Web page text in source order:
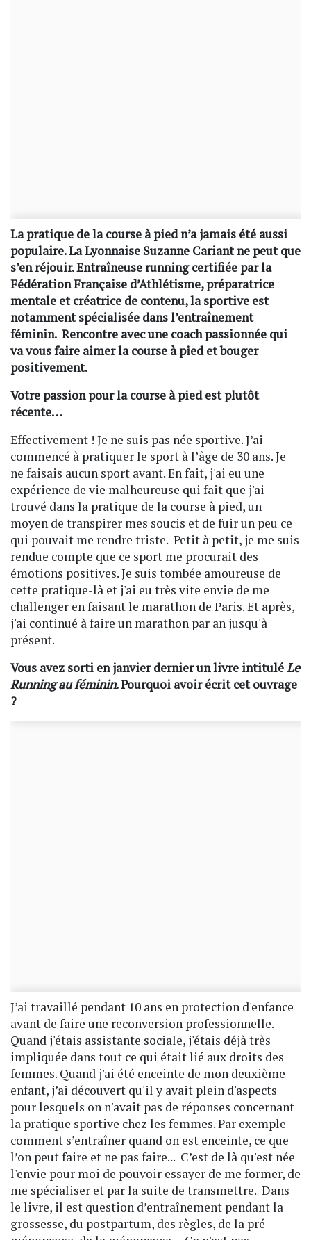
La pratique de la course à pied n’a jamais été aussi
populaire. La Lyonnaise Suzanne Cariant ne peut que
s’en réjouir. Entraîneuse running certifiée par la
Fédération Française d’Athlétisme, préparatrice
mentale et créatrice de contenu, la sportive est
notamment spécialisée dans l’entraînement
féminin. Rencontre avec une coach passionnée qui
va vous faire aimer la course à pied et bouger
positivement.
Votre passion pour la course à pied est plutôt
récente…
Effectivement ! Je ne suis pas née sportive. J’ai
commencé à pratiquer le sport à l’âge de 30 ans. Je
ne faisais aucun sport avant. En fait, j'ai eu une
expérience de vie malheureuse qui fait que j'ai
trouvé dans la pratique de la course à pied, un
moyen de transpirer mes soucis et de fuir un peu ce
qui pouvait me rendre triste. Petit à petit, je me suis
rendue compte que ce sport me procurait des
émotions positives. Je suis tombée amoureuse de
cette pratique-là et j'ai eu très vite envie de me
challenger en faisant le marathon de Paris. Et après,
j'ai continué à faire un marathon par an jusqu'à
présent.
Vous avez sorti en janvier dernier un livre intituléLe
Running au féminin. Pourquoi avoir écrit cet ouvrage
?
J’ai travaillé pendant 10 ans en protection d'enfance
avant de faire une reconversion professionnelle.
Quand j'étais assistante sociale, j'étais déjà très
impliquée dans tout ce qui était lié aux droits des
femmes. Quand j'ai été enceinte de mon deuxième
enfant, j’ai découvert qu'il y avait plein d'aspects
pour lesquels on n'avait pas de réponses concernant
la pratique sportive chez les femmes. Par exemple
comment s’entraîner quand on est enceinte, ce que
l’on peut faire et ne pas faire... C’est de là qu'est née
l'envie pour moi de pouvoir essayer de me former, de
me spécialiser et par la suite de transmettre. Dans
le livre, il est question d’entraînement pendant la
grossesse, du postpartum, des règles, de la pré-